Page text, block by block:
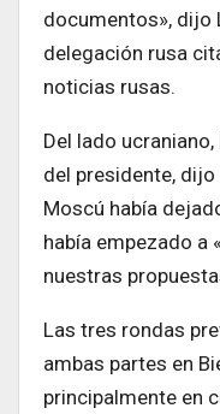
documentos», dijo
delegación rusa
noticias rusas.
Del lado
del presidente,
Moscú había
había empezado a
nuestras
Las tres rondas
ambas partes en
principalmente en